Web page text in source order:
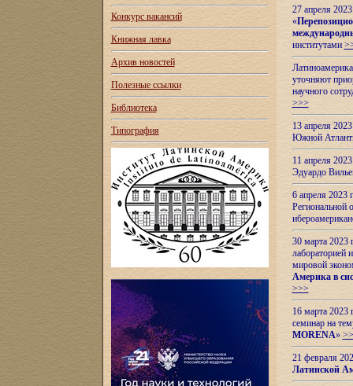
Конкурс вакансий
Книжная лавка
Архив новостей
Полезные ссылки
Библиотека
Типография
27 апреля
«
институтами
уточняют
научного
>>>
13 апреля
Южной
11 апреля
Эдуардо
6 апреля
Региональной
30 марта 2023
лабораторией
мировой
Америка в
>>>
16 марта 2023
семинар на
MORENA»
21 февраля
Латинской